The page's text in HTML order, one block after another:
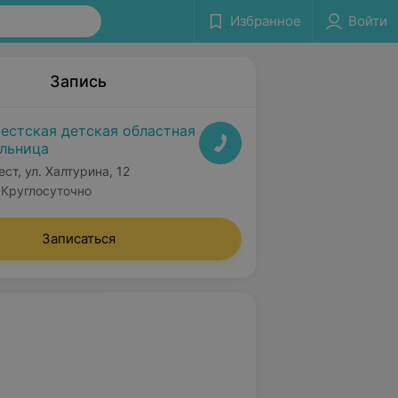
Избранное Войти
Запись
детская областная
ул. Халтурина, 12
Круглосуточно
Записаться